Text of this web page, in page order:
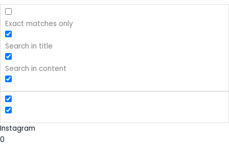
Exact matches only
Search in title
Search in content
Instagram
0